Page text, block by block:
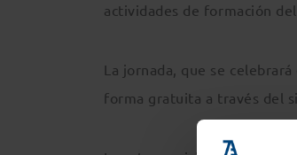
actividades de formación
La jornada, que se
forma gratuita a través del